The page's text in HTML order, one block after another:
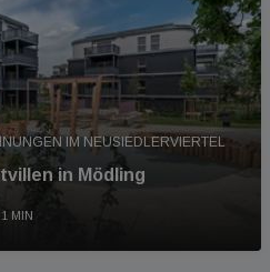
IM NEUSIEDLERVIERTEL
in Mödling
MIN